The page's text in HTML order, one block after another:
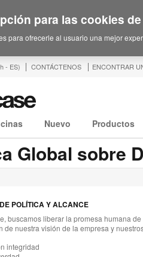
- ES) CONTÁCTENOS ENCONTRAR
Nuevo Productos
Global sobre
POLÍTICA Y ALCANCE
buscamos liberar la promesa humana
de nuestra visión de la empresa y
integridad
para las cookies
para ofrecerle al usuario una mejor